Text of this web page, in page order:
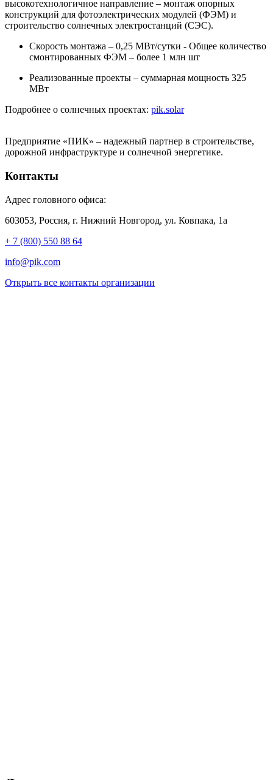
высокотехнологичное направление – монтаж опорных
конструкций для фотоэлектрических модулей (ФЭМ) и
строительство солнечных электростанций (СЭС).
Скорость монтажа – 0,25 МВт/сутки - Общее количество
смонтированных ФЭМ – более 1 млн шт
Реализованные проекты – суммарная мощность 325
МВт
Подробнее о солнечных проектах: pik.solar
Предприятие «ПИК» – надежный партнер в строительстве,
дорожной инфраструктуре и солнечной энергетике.
Контакты
Адрес головного офиса:
603053, Россия, г. Нижний Новгород, ул. Ковпака, 1а
+ 7 (800) 550 88 64
info@pik.com
Открыть все контакты организации